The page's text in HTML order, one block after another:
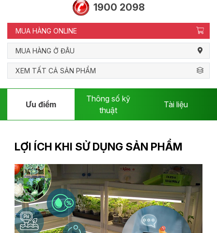
1900 2098
MUA HÀNG ONLINE
MUA HÀNG Ở ĐÂU
XEM TẤT CẢ SẢN PHẨM
Ưu điểm
Thông số kỹ
thuật
Tài liệu
LỢI ÍCH KHI SỬ DỤNG SẢN PHẨM